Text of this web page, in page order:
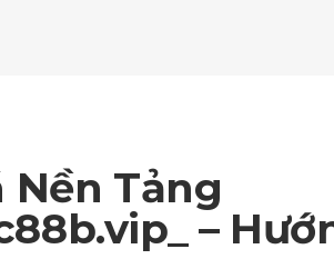
Separators
Google Maps
Image Gallery
Nền Tảng
–